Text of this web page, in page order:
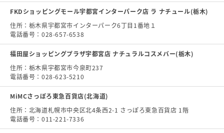
FKDショッピングモール宇都宮インターパーク店 ラ ナチュール(栃木)
住所： 栃木県宇都宮市インターパーク6丁目1番地１
電話番号： 028-657-6538
福田屋ショッピングプラザ宇都宮店 ナチュラルコスメバー(栃木)
住所： 栃木県宇都宮市今泉町237
電話番号： 028-623-5210
MiMCさっぽろ東急百貨店(北海道)
住所： 北海道札幌市中央区北4条西2-1 さっぽろ東急百貨店 1階
電話番号： 011-221-7336